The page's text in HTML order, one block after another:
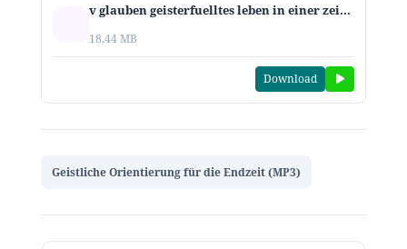
v glauben geisterfuelltes leben in einer zeit des niedergangs
18.44 MB
Download
Geistliche Orientierung für die Endzeit (MP3)